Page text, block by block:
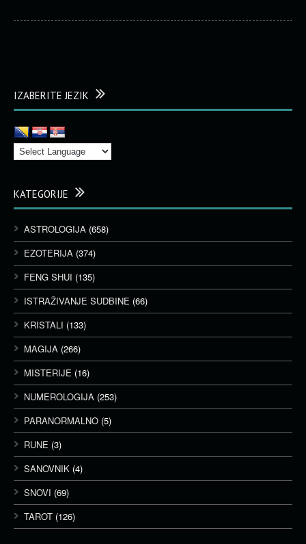
IZABERITE JEZIK
KATEGORIJE
ASTROLOGIJA (658)
EZOTERIJA (374)
FENG SHUI (135)
ISTRAŽIVANJE SUDBINE (66)
KRISTALI (133)
MAGIJA (266)
MISTERIJE (16)
NUMEROLOGIJA (253)
PARANORMALNO (5)
RUNE (3)
SANOVNIK (4)
SNOVI (69)
TAROT (126)